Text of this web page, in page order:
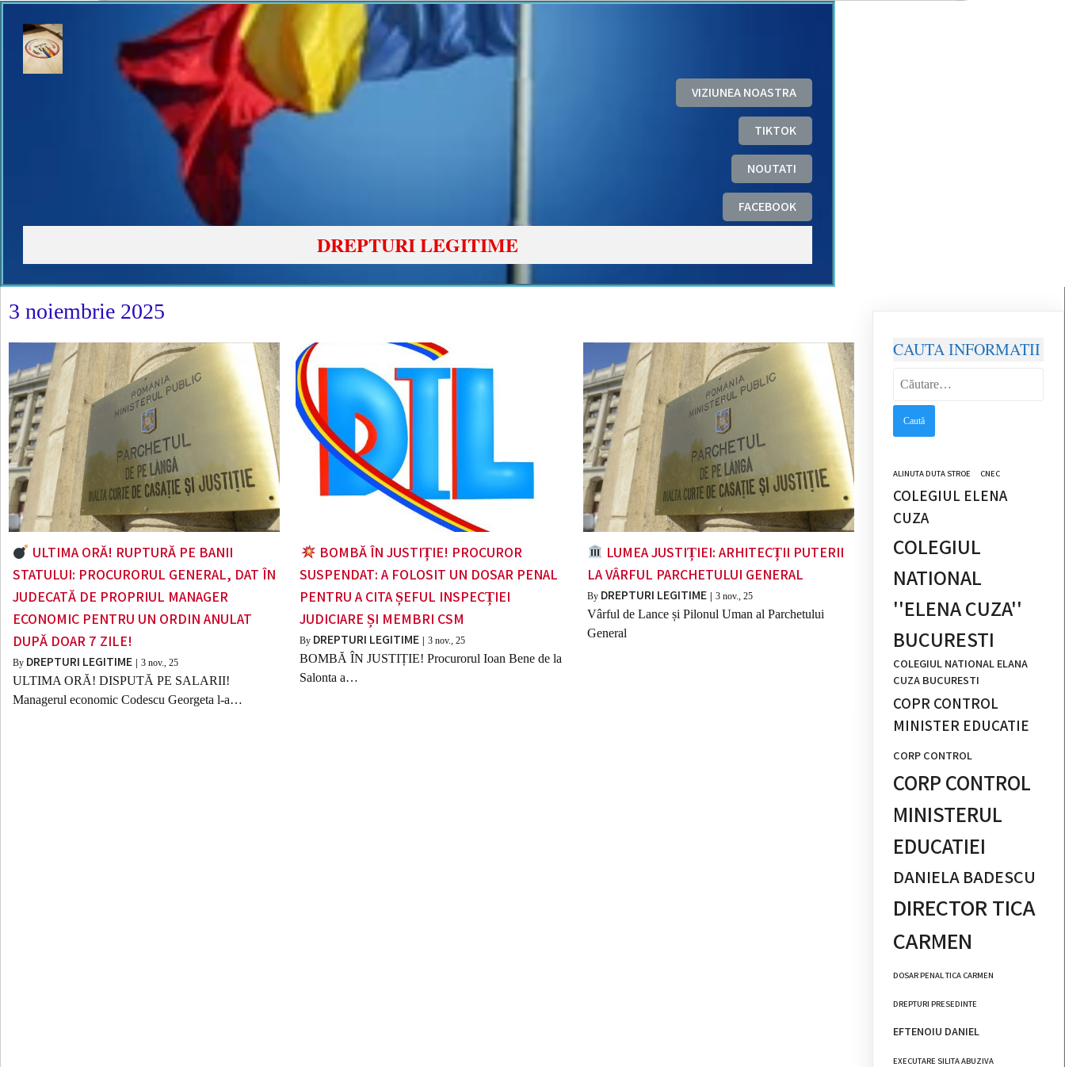
VIZIUNEA NOASTRA
TIKTOK
NOUTATI
FACEBOOK
DREPTURI LEGITIME
3 noiembrie 2025
ULTIMA ORĂ! RUPTURĂ PE BANII
STATULUI: PROCURORUL GENERAL, DAT ÎN
JUDECATĂ DE PROPRIUL MANAGER
ECONOMIC PENTRU UN ORDIN ANULAT
DUPĂ DOAR 7 ZILE!
By DREPTURI LEGITIME 3 nov., 25
ULTIMA ORĂ! DISPUTĂ PE SALARII!
Managerul economic Codescu Georgeta l-a…
BOMBĂ ÎN JUSTIȚIE! PROCUROR
SUSPENDAT: A FOLOSIT UN DOSAR PENAL
PENTRU A CITA ȘEFUL INSPECȚIEI
JUDICIARE ȘI MEMBRI CSM
By DREPTURI LEGITIME 3 nov., 25
BOMBĂ ÎN JUSTIȚIE! Procurorul Ioan Bene de la
Salonta a…
LUMEA JUSTIȚIEI: ARHITECȚII PUTERII
LA VÂRFUL PARCHETULUI GENERAL
By DREPTURI LEGITIME 3 nov., 25
Vârful de Lance și Pilonul Uman al Parchetului
General
CAUTA INFORMATII
ALINUTA DUTA STROE CNEC
COLEGIUL ELENA
CUZA
COLEGIUL
NATIONAL
''ELENA CUZA''
BUCURESTI
COLEGIUL NATIONAL ELANA
CUZA BUCURESTI
COPR CONTROL
MINISTER EDUCATIE
CORP CONTROL
CORP CONTROL
MINISTERUL
EDUCATIEI
DANIELA BADESCU
DIRECTOR TICA
CARMEN
DOSAR PENAL TICA CARMEN
DREPTURI PRESEDINTE
EFTENOIU DANIEL
EXECUTARE SILITA ABUZIVA